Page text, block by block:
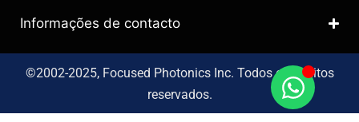
Informações de contacto
©2002-2025, Focused Photonics Inc. Todos os direitos
reservados.